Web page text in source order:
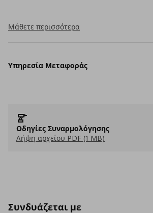
Μάθετε περισσότερα
Υπηρεσία Μεταφοράς
Οδηγίες Συναρμολόγησης
Λήψη αρχείου PDF (1 MB)
Συνδυάζεται με